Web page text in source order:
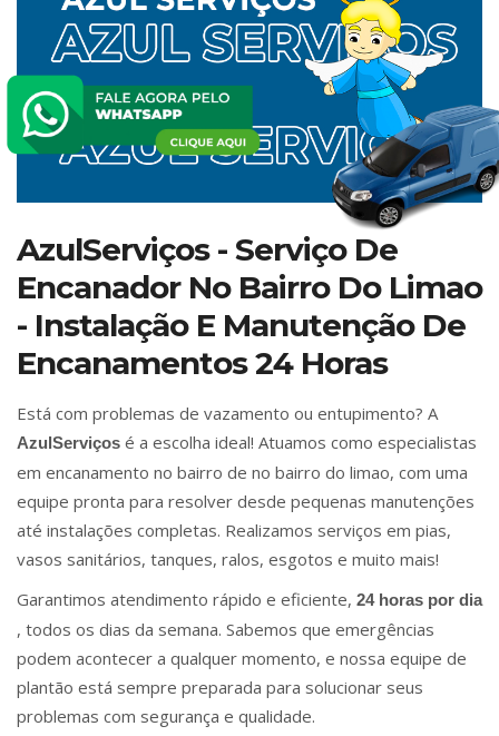
AzulServiços - Serviço De
Encanador No Bairro Do Limao
- Instalação E Manutenção De
Encanamentos 24 Horas
Está com problemas de vazamento ou entupimento? A
AzulServiços é a escolha ideal! Atuamos como especialistas
em encanamento no bairro de no bairro do limao, com uma
equipe pronta para resolver desde pequenas manutenções
até instalações completas. Realizamos serviços em pias,
vasos sanitários, tanques, ralos, esgotos e muito mais!
Garantimos atendimento rápido e eficiente, 24 horas por dia
, todos os dias da semana. Sabemos que emergências
podem acontecer a qualquer momento, e nossa equipe de
plantão está sempre preparada para solucionar seus
problemas com segurança e qualidade.